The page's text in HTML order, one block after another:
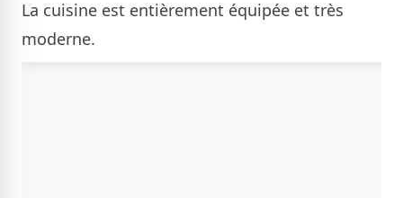
La cuisine est entièrement équipée et très
moderne.